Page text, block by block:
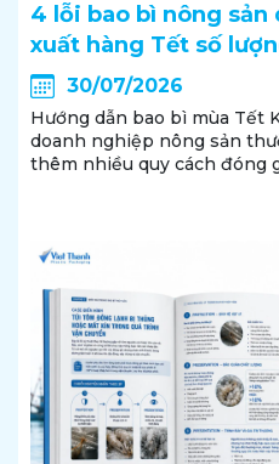
4 lỗi bao bì nông sản
xuất hàng Tết số
30/07/2026
Hướng dẫn bao bì mùa Tết
doanh nghiệp nông sản
thêm nhiều quy cách đóng